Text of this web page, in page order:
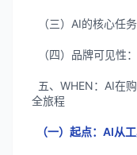
（三）AI的核心任
（四）品牌可见性
五、WHEN：AI在
全旅程
（一）起点：AI从